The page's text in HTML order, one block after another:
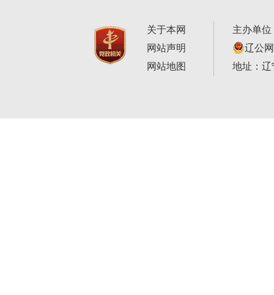
关于本网
网站声明
网站地图
主办单
辽公
地址：辽